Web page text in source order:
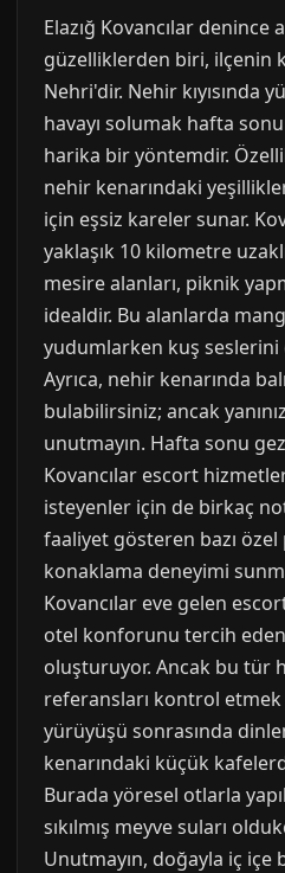
Elazığ Kovancılar denince
güzelliklerden biri, ilçenin
Nehri'dir. Nehir kıyısında
havayı solumak hafta
harika bir yöntemdir.
nehir kenarındaki
için eşsiz kareler sunar.
yaklaşık 10 kilometre
mesire alanları, piknik
idealdir. Bu alanlarda
yudumlarken kuş
Ayrıca, nehir kenarında
bulabilirsiniz; ancak
unutmayın. Hafta sonu
Kovancılar escort
isteyenler için de birkaç
faaliyet gösteren bazı
konaklama deneyimi
Kovancılar eve gelen
otel konforunu tercih
oluşturuyor. Ancak bu tür
referansları kontrol
yürüyüşü sonrasında
kenarındaki küçük
Burada yöresel otlarla
sıkılmış meyve suları
Unutmayın, doğayla iç içe